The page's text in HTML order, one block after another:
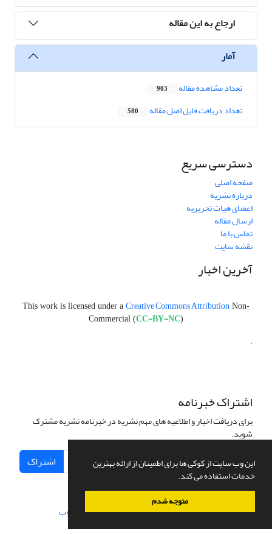
این وب سایت از کوکی ها برای اطمینان از ارائه بهترین
خدمات استفاده می کند.
متوجه شدم
ارجاع به این مقاله
آمار
تعداد مشاهده مقاله 903
تعداد دریافت فایل اصل مقاله 580
دسترسی سریع
صفحه اصلی
درباره نشریه
اعضای هیات تحریریه
ارسال مقاله
تماس با ما
نقشه سایت
آخرین اخبار
This work is licensed under a Creative Commons Attribution Non-
Commercial (CC-BY-NC)
.
اشتراک خبرنامه
برای دریافت اخبار و اطلاعیه های مهم نشریه در خبرنامه نشریه مشترک
شوید.
اشتراک
سامانه مدیریت نشریات علمی.طراحی و پیاده سازی از سیناوب